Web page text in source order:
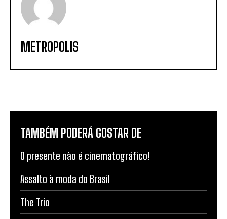
METROPOLIS
TAMBÉM PODERÁ GOSTAR DE
O presente não é cinematográfico!
Assalto à moda do Brasil
The Trio